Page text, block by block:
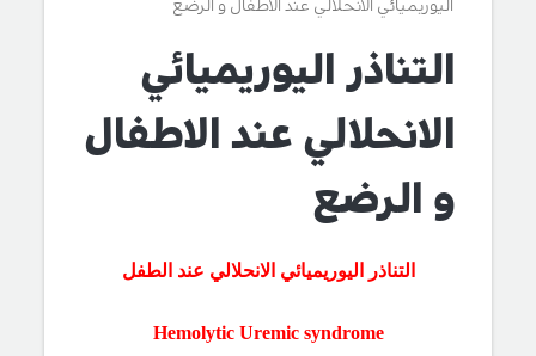
اليوريميائي الانحلالي عند الاطفال و الرضع
التناذر اليوريميائي
الانحلالي عند الاطفال
و الرضع
التناذر اليوريميائي الانحلالي عند الطفل
Hemolytic Uremic syndrome